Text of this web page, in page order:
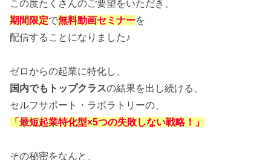
この度たくさんのご要望をいただき、
期間限定で無料動画セミナーを
配信することになりました♪
ゼロからの起業に特化し、
国内でもトップクラスの結果を出し続ける、
セルフサポート・ラボラトリーの、
「最短起業特化型×5つの失敗しない戦略！」
その秘密をなんと、